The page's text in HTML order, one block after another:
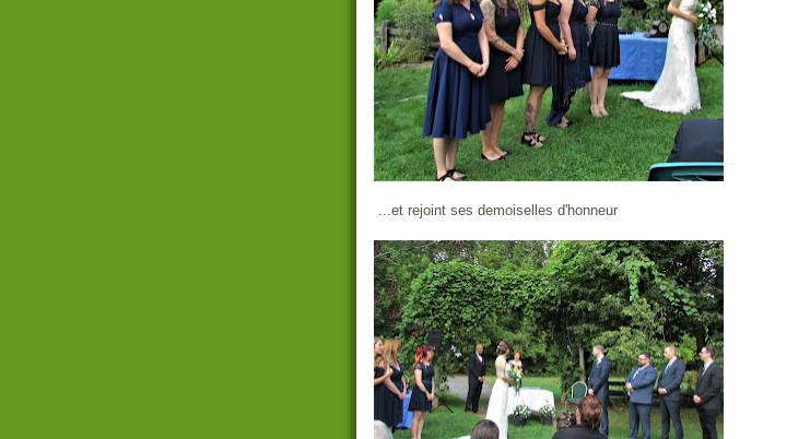
...et rejoint ses demoiselles d'honneur